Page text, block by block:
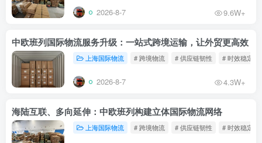
2026-8-7 9.6W+
中欧班列国际物流服务升级：一站式跨境运输，让外贸更高效
上海国际物流 # 跨境物流 # 供应链韧性 # 时效稳定
2026-8-7 4.3W+
海陆互联、多向延伸：中欧班列构建立体国际物流网络
上海国际物流 # 跨境物流 # 供应链韧性 # 时效稳定